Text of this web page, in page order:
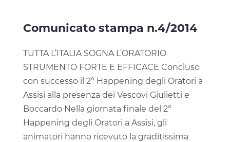
Comunicato stampa n.4/2014
TUTTA L’ITALIA SOGNA L’ORATORIO
STRUMENTO FORTE E EFFICACE Concluso
con successo il 2° Happening degli Oratori a
Assisi alla presenza dei Vescovi Giulietti e
Boccardo Nella giornata finale del 2°
Happening degli Oratori a Assisi, gli
animatori hanno ricevuto la graditissima